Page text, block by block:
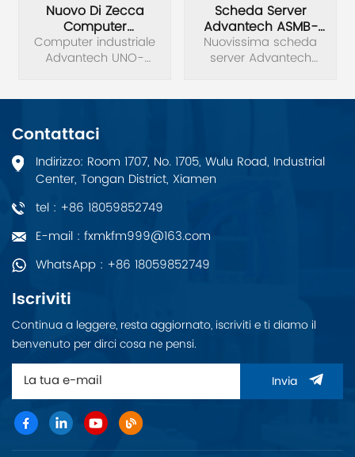
Nuovo Di Zecca
Computer
Industriale
Advantech UNO-
Computer industriale
Advantech UNO-
Scheda Server
Advantech ASMB-
830I-00A1
Nuovissima
Nuovissima scheda
server Advantech
LGA 4094 AMD®
x16 + 2x PCIe 4.0 x8, 9x
SATA 3, 5x USB 3.2
(Gen1), doppio 10GbE
Contattaci
Indirizzo: Room 1707, No. 1705, Wulu Road, Industrial
Center, Tongan District, Xiamen
tel : +86 18059852749
E-mail : fxmkfm999@163.com
WhatsApp : +86 18059852749
Iscriviti
Continua a leggere, resta aggiornato, iscriviti e ti diamo il
benvenuto per dirci cosa ne pensi.
Invia